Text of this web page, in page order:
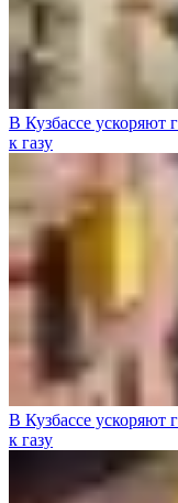
В Кузбассе ускоряют
к газу
В Кузбассе ускоряют
к газу